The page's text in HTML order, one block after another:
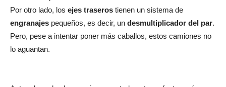
Por otro lado, los ejes traseros tienen un sistema de
engranajes pequeños, es decir, un desmultiplicador del par.
Pero, pese a intentar poner más caballos, estos camiones no
lo aguantan.